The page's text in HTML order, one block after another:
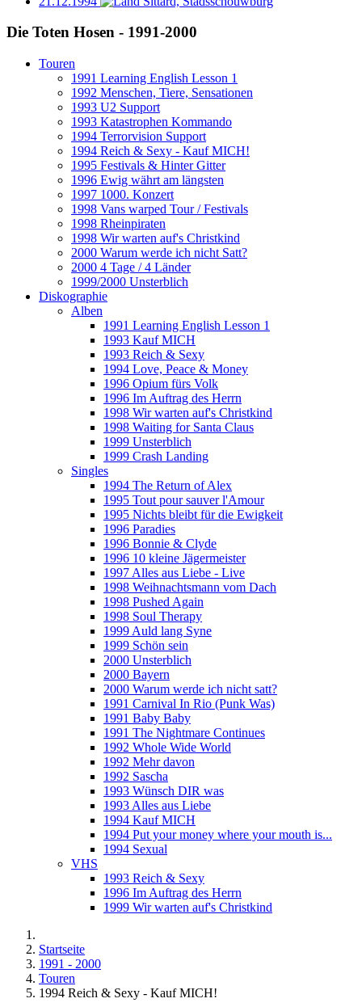
Die Toten Hosen - 1991-2000
Touren
1991 Learning English Lesson 1
1992 Menschen, Tiere, Sensationen
1993 U2 Support
1993 Katastrophen Kommando
1994 Terrorvision Support
1994 Reich & Sexy - Kauf MICH!
1995 Festivals & Hinter Gitter
1996 Ewig währt am längsten
1997 1000. Konzert
1998 Vans warped Tour / Festivals
1998 Rheinpiraten
1998 Wir warten auf's Christkind
2000 Warum werde ich nicht Satt?
2000 4 Tage / 4 Länder
1999/2000 Unsterblich
Diskographie
Alben
1991 Learning English Lesson 1
1993 Kauf MICH
1993 Reich & Sexy
1994 Love, Peace & Money
1996 Opium fürs Volk
1996 Im Auftrag des Herrn
1998 Wir warten auf's Christkind
1998 Waiting for Santa Claus
1999 Unsterblich
1999 Crash Landing
Singles
1994 The Return of Alex
1995 Tout pour sauver l'Amour
1995 Nichts bleibt für die Ewigkeit
1996 Paradies
1996 Bonnie & Clyde
1996 10 kleine Jägermeister
1997 Alles aus Liebe - Live
1998 Weihnachtsmann vom Dach
1998 Pushed Again
1998 Soul Therapy
1999 Auld lang Syne
1999 Schön sein
2000 Unsterblich
2000 Bayern
2000 Warum werde ich nicht satt?
1991 Carnival In Rio (Punk Was)
1991 Baby Baby
1991 The Nightmare Continues
1992 Whole Wide World
1992 Mehr davon
1992 Sascha
1993 Wünsch DIR was
1993 Alles aus Liebe
1994 Kauf MICH
1994 Put your money where your mouth is...
1994 Sexual
VHS
1993 Reich & Sexy
1996 Im Auftrag des Herrn
1999 Wir warten auf's Christkind
Startseite
1991 - 2000
Touren
1994 Reich & Sexy - Kauf MICH!